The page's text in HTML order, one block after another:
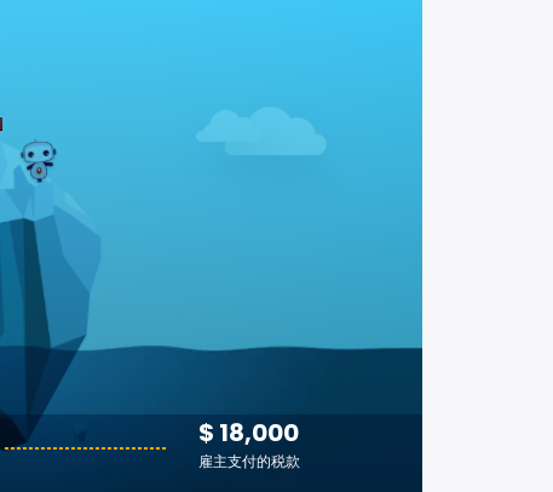
$ 18,000
雇主支付的税款